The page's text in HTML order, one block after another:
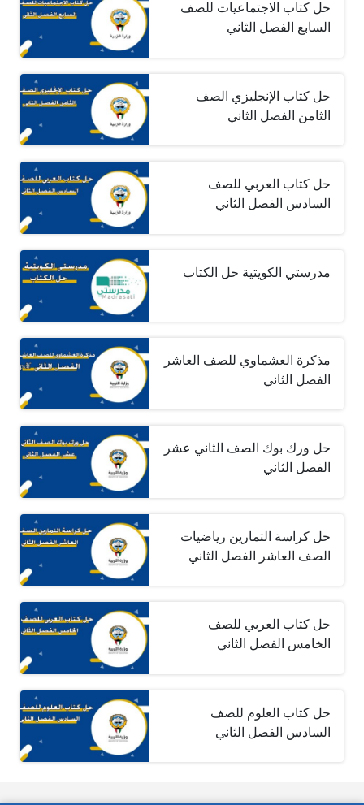
حل كتاب الاجتماعيات للصف
السابع الفصل الثاني
حل كتاب الإنجليزي الصف
الثامن الفصل الثاني
حل كتاب العربي للصف
السادس الفصل الثاني
مدرستي الكويتية حل الكتاب
مذكرة العشماوي للصف العاشر
الفصل الثاني
حل ورك بوك الصف الثاني عشر
الفصل الثاني
حل كراسة التمارين رياضيات
الصف العاشر الفصل الثاني
حل كتاب العربي للصف
الخامس الفصل الثاني
حل كتاب العلوم للصف
السادس الفصل الثاني